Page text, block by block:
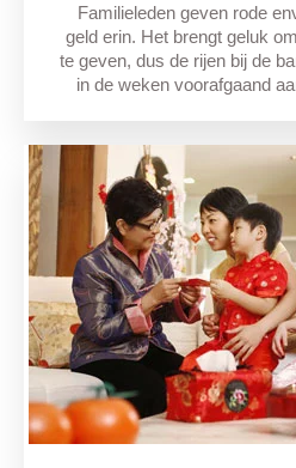
Familieleden geven rode
geld erin. Het brengt geluk
te geven, dus de rijen bij de
in de weken voorafgaand